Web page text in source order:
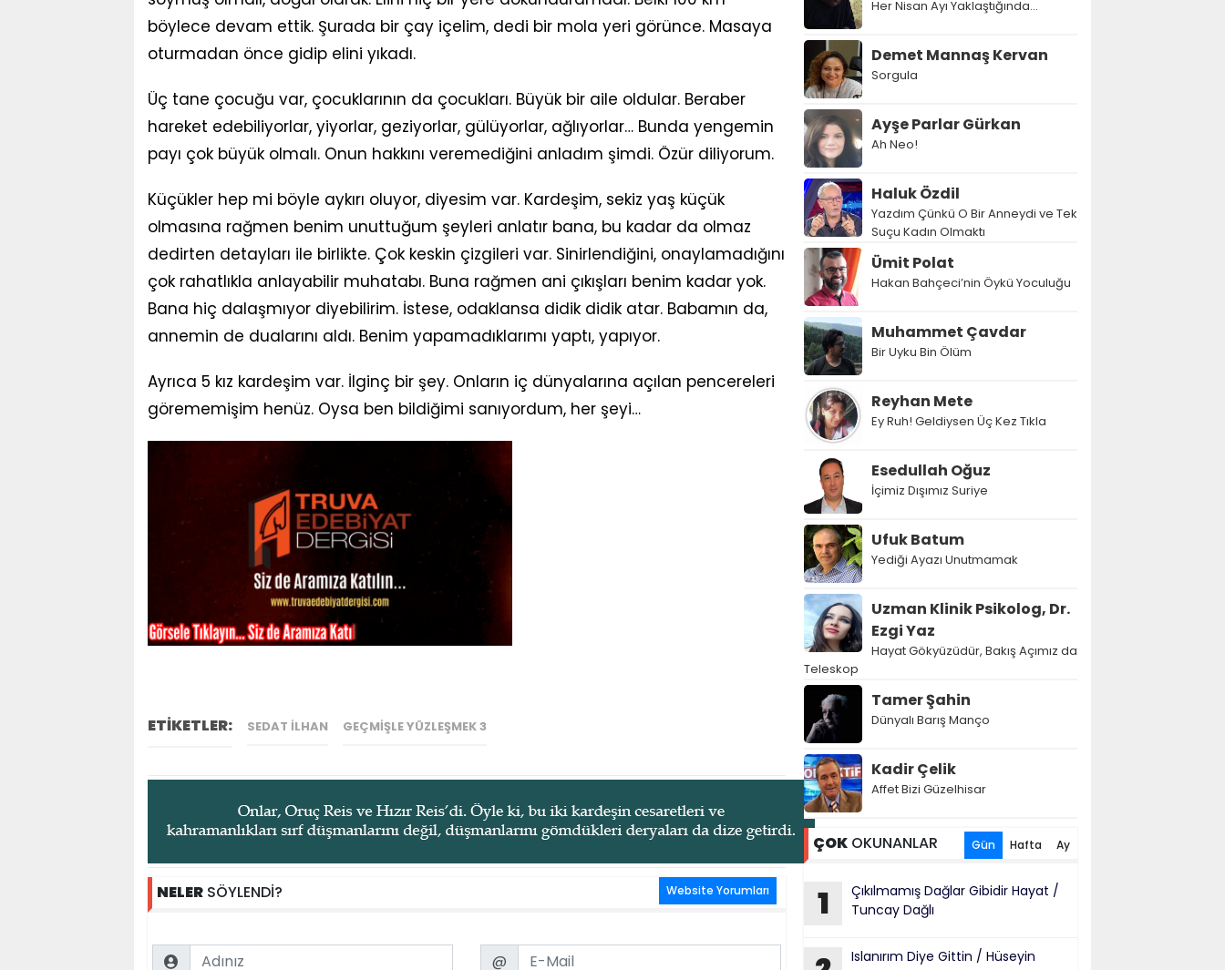
böylece devam ettik. Şurada bir çay içelim, dedi bir mola yeri görünce. Masaya
oturmadan önce gidip elini yıkadı.
Üç tane çocuğu var, çocuklarının da çocukları. Büyük bir aile oldular. Beraber
hareket edebiliyorlar, yiyorlar, geziyorlar, gülüyorlar, ağlıyorlar… Bunda yengemin
payı çok büyük olmalı. Onun hakkını veremediğini anladım şimdi. Özür diliyorum.
Küçükler hep mi böyle aykırı oluyor, diyesim var. Kardeşim, sekiz yaş küçük
olmasına rağmen benim unuttuğum şeyleri anlatır bana, bu kadar da olmaz
dedirten detayları ile birlikte. Çok keskin çizgileri var. Sinirlendiğini, onaylamadığını
çok rahatlıkla anlayabilir muhatabı. Buna rağmen ani çıkışları benim kadar yok.
Bana hiç dalaşmıyor diyebilirim. İstese, odaklansa didik didik atar. Babamın da,
annemin de dualarını aldı. Benim yapamadıklarımı yaptı, yapıyor.
Ayrıca 5 kız kardeşim var. İlginç bir şey. Onların iç dünyalarına açılan pencereleri
görememişim henüz. Oysa ben bildiğimi sanıyordum, her şeyi…
ETİKETLER: SEDAT İLHAN GEÇMIŞLE YÜZLEŞMEK 3
NELER SÖYLENDİ? Website Yorumları
Name Email
@
Her Nisan Ayı Yaklaştığında...
Demet Mannaş Kervan
Sorgula
Ayşe Parlar Gürkan
Ah Neo!
Haluk Özdil
Yazdım Çünkü O Bir Anneydi ve Tek
Suçu Kadın Olmaktı
Ümit Polat
Hakan Bahçeci’nin Öykü Yoculuğu
Muhammet Çavdar
Bir Uyku Bin Ölüm
Reyhan Mete
Ey Ruh! Geldiysen Üç Kez Tıkla
Esedullah Oğuz
İçimiz Dışımız Suriye
Ufuk Batum
Yediği Ayazı Unutmamak
Uzman Klinik Psikolog, Dr.
Ezgi Yaz
Hayat Gökyüzüdür, Bakış Açımız da
Teleskop
Tamer Şahin
Dünyalı Barış Manço
Kadir Çelik
Affet Bizi Güzelhisar
ÇOK OKUNANLAR Gün Hafta Ay
1
Çıkılmamış Dağlar Gibidir Hayat /
Tuncay Dağlı
Islanırım Diye Gittin / Hüseyin